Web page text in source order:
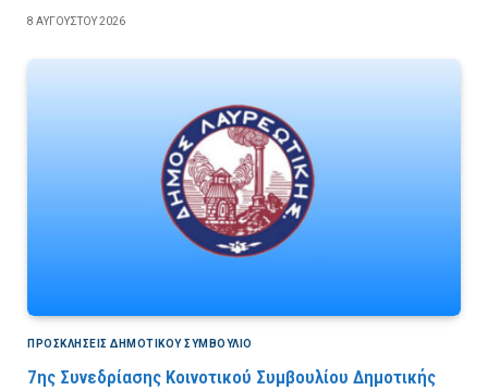
8 ΑΥΓΟΎΣΤΟΥ 2026
ΠΡΟΣΚΛΉΣΕΙΣ ΔΗΜΟΤΙΚΟΎ ΣΥΜΒΟΎΛΙΟ
7ης Συνεδρίασης Κοινοτικού Συμβουλίου Δημοτικής